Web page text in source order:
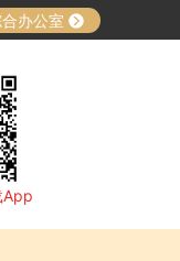
办公室
App